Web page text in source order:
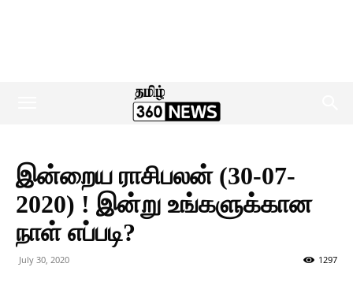
இன்றைய ராசிபலன் (30-07-
2020) ! இன்று உங்களுக்கான
நாள் எப்படி?
July 30, 2020 1297